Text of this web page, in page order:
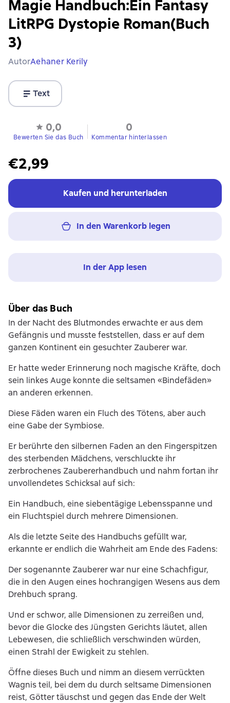
Magie Handbuch:Ein Fantasy
LitRPG Dystopie Roman(Buch
3)
AutorAehaner Kerily
Text
0,0
Bewerten Sie das Buch
0
Kommentar hinterlassen
€2,99
Kaufen und herunterladen
In den Warenkorb legen
In der App lesen
Über das Buch
In der Nacht des Blutmondes erwachte er aus dem
Gefängnis und musste feststellen, dass er auf dem
ganzen Kontinent ein gesuchter Zauberer war.
Er hatte weder Erinnerung noch magische Kräfte, doch
sein linkes Auge konnte die seltsamen «Bindefäden»
an anderen erkennen.
Diese Fäden waren ein Fluch des Tötens, aber auch
eine Gabe der Symbiose.
Er berührte den silbernen Faden an den Fingerspitzen
des sterbenden Mädchens, verschluckte ihr
zerbrochenes Zaubererhandbuch und nahm fortan ihr
unvollendetes Schicksal auf sich:
Ein Handbuch, eine siebentägige Lebensspanne und
ein Fluchtspiel durch mehrere Dimensionen.
Als die letzte Seite des Handbuchs gefüllt war,
erkannte er endlich die Wahrheit am Ende des Fadens:
Der sogenannte Zauberer war nur eine Schachfigur,
die in den Augen eines hochrangigen Wesens aus dem
Drehbuch sprang.
Und er schwor, alle Dimensionen zu zerreißen und,
bevor die Glocke des Jüngsten Gerichts läutet, allen
Lebewesen, die schließlich verschwinden würden,
einen Strahl der Ewigkeit zu stehlen.
Öffne dieses Buch und nimm an diesem verrückten
Wagnis teil, bei dem du durch seltsame Dimensionen
reist, Götter täuschst und gegen das Ende der Welt